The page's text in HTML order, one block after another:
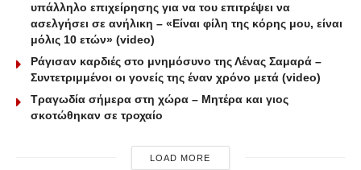
υπάλληλο επιχείρησης για να του επιτρέψει να
ασελγήσει σε ανήλικη – «Είναι φίλη της κόρης μου, είναι
μόλις 10 ετών» (video)
Ράγισαν καρδιές στο μνημόσυνο της Λένας Σαμαρά –
Συντετριμμένοι οι γονείς της έναν χρόνο μετά (video)
Τραγωδία σήμερα στη χώρα – Μητέρα και γιος
σκοτώθηκαν σε τροχαίο
LOAD MORE